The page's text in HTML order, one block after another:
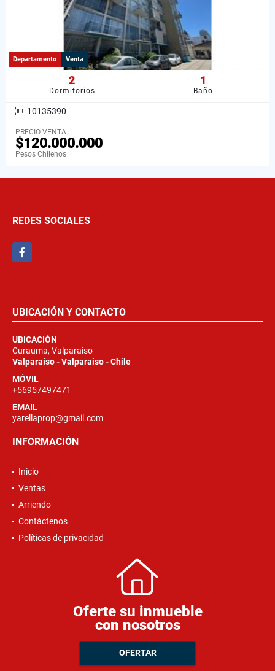
Departamento Venta
2
Dormitorios
1
Baño
10135390
PRECIO VENTA
$120.000.000
Pesos Chilenos
REDES SOCIALES
Facebook
UBICACIÓN Y CONTACTO
UBICACIÓN
Curauma, Valparaiso
Valparaíso - Valparaiso - Chile
MÓVIL
+56957497471
EMAIL
yarellaprop@gmail.com
INFORMACIÓN
Inicio
Ventas
Arriendo
Contáctenos
Políticas de privacidad
Oferte su inmueble
con nosotros
OFERTAR